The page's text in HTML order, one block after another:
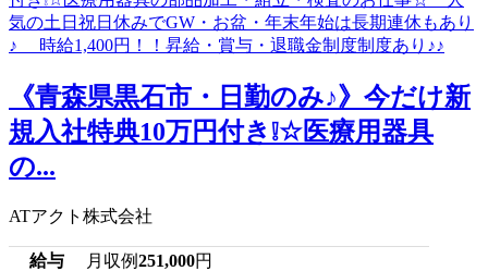
《青森県黒石市・日勤のみ♪》今だけ新
規入社特典10万円付き❕☆医療用器具
の...
ATアクト株式会社
給与 月収例251,000円